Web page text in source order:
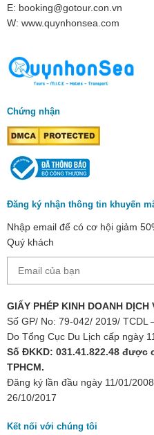
E: booking@gotour.con.vn
W: www.quynhonsea.com
Chứng nhận
Đăng ký nhận thông tin khuyến
Nhập email để có cơ hội giảm
Quý khách
GIẤY PHÉP KINH DOANH
Số GP/ No: 79-042/ 2019/ TCDL
Do Tổng Cục Du Lịch cấp ngày
Số ĐKKD: 031.41.822.48
TPHCM.
Đăng ký lần đầu ngày 11/01/
26/10/2017
Kết nối với chúng tôi